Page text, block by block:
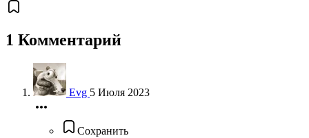
1 Комментарий
Evg 5 Июля 2023
Сохранить